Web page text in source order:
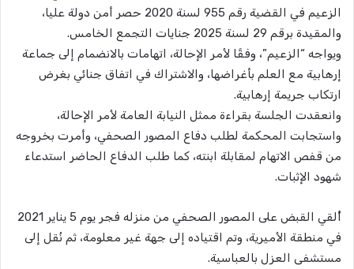
الزعيم في القضية رقم 955 لسنة 2020 حصر أمن دولة عليا،
والمقيدة برقم 29 لسنة 2025 جنايات التجمع الخامس.
ويواجه “الزعيم”، وفقًا لأمر الإحالة، اتهامات بالانضمام إلى جماعة
إرهابية مع العلم بأغراضها، والاشتراك في اتفاق جنائي بغرض
ارتكاب جريمة إرهابية.
وانعقدت الجلسة بقراءة ممثل النيابة العامة لأمر الإحالة،
واستجابت المحكمة لطلب دفاع المصور الصحفي، وأمرت بخروجه
من قفص الاتهام لمقابلة ابنته، كما طلب الدفاع الحاضر استدعاء
شهود الإثبات.
أُلقي القبض على المصور الصحفي من منزله فجر يوم 5 يناير 2021
في منطقة الأميرية، وتم اقتياده إلى جهة غير معلومة، ثم نُقل إلى
مستشفى العزل بالعباسية.